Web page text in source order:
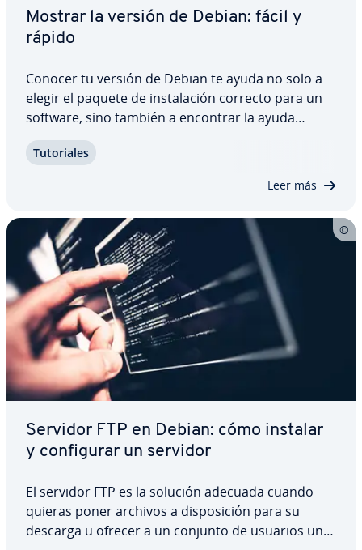
Mostrar la versión de Debian: fácil y
rápido
Conocer tu versión de Debian te ayuda no solo a
elegir el paquete de in­s­ta­la­ción correcto para un
software, sino también a encontrar la ayuda
consultar tu versión de Debian actual. Te ex­pli­ca­
Tu­to­ria­les
Leer más
Servidor FTP en Debian: cómo instalar
y co­n­fi­gu­rar un servidor
El servidor FTP es la solución adecuada cuando
quieras poner archivos a di­s­po­si­ción para su
descarga u ofrecer a un conjunto de usuarios una